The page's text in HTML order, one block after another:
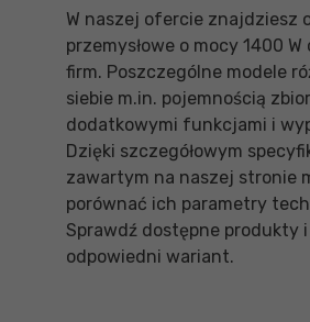
W naszej ofercie znajdziesz
przemysłowe o mocy 1400
firm. Poszczególne modele
siebie m.in. pojemnością
dodatkowymi funkcjami i
Dzięki szczegółowym
zawartym na naszej stronie
porównać ich parametry
Sprawdź dostępne produkty
odpowiedni wariant.